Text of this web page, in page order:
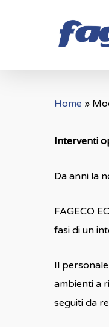
Home »
Interventi
Da anni la
FAGECO
fasi di un
Il
ambienti a
seguiti da